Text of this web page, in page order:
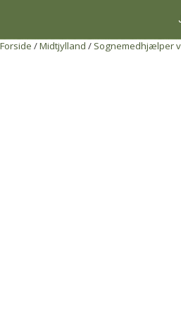
Forside /Midtjylland / Sognemedhjælper